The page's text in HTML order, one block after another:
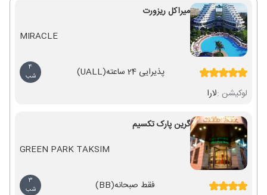
میراکل ریزورت
MIRACLE
پذیرایی 24 ساعته (UALL)
4
شب
لوکیشن :لارا
گرین پارک تکسیم
GREEN PARK TAKSIM
فقط صبحانه(BB)
3
شب